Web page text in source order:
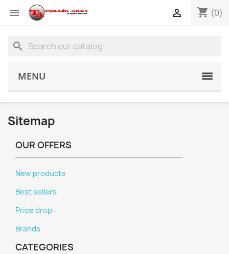
 shopping_cart (0)

search
MENU
Sitemap
OUR OFFERS
New products
Best sellers
Price drop
Brands
CATEGORIES